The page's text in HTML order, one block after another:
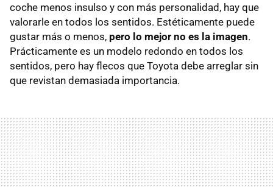
coche menos insulso y con más personalidad, hay que
valorarle en todos los sentidos. Estéticamente puede
gustar más o menos, pero lo mejor no es la imagen.
Prácticamente es un modelo redondo en todos los
sentidos, pero hay flecos que Toyota debe arreglar sin
que revistan demasiada importancia.